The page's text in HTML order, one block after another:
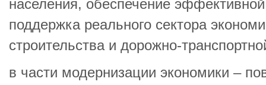
населения, обеспечение
поддержка реального сектора
строительства и дорожно-
в части модернизации экономики –